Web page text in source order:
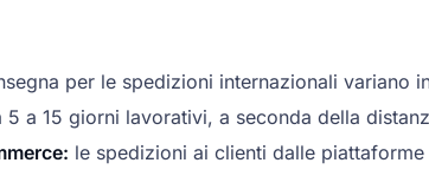
per le spedizioni internazionali variano
a 15 giorni lavorativi, a seconda della
le spedizioni ai clienti dalle